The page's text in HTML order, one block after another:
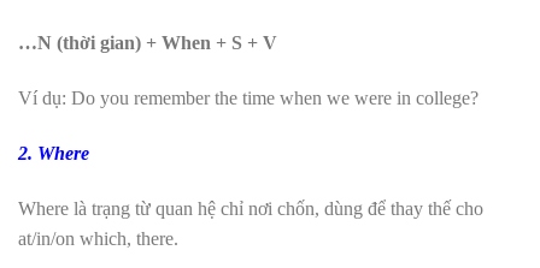
…N (thời gian) + When + S + V
Ví dụ: Do you remember the time when we were in college?
2. Where
Where là trạng từ quan hệ chỉ nơi chốn, dùng để thay thế cho
at/in/on which, there.